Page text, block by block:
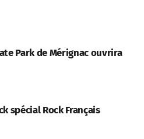
Park de Mérignac ouvrira
spécial Rock Français